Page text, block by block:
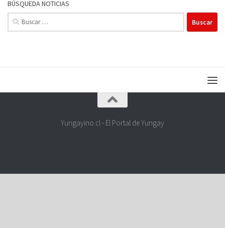
BÚSQUEDA NOTICIAS
Buscar:
Yungayino.cl - El Portal de Yungay